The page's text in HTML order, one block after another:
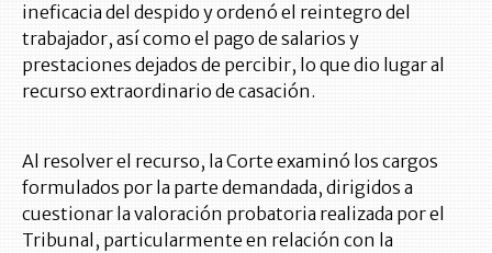
ineficacia del despido y ordenó el reintegro del
trabajador, así como el pago de salarios y
prestaciones dejados de percibir, lo que dio lugar al
recurso extraordinario de casación.
Al resolver el recurso, la Corte examinó los cargos
formulados por la parte demandada, dirigidos a
cuestionar la valoración probatoria realizada por el
Tribunal, particularmente en relación con la